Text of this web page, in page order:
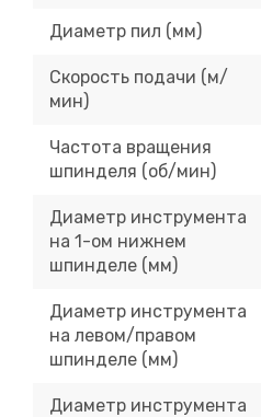
Диаметр пил (мм)
Скорость подачи (м/
мин)
Частота вращения
шпинделя (об/мин)
Диаметр инструмента
на 1-ом нижнем
шпинделе (мм)
Диаметр инструмента
на левом/правом
шпинделе (мм)
Диаметр инструмента